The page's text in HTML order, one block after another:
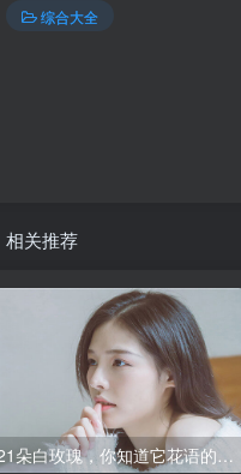
综合大全
相关推荐
21朵白玫瑰，你知道它花语的含义吗？